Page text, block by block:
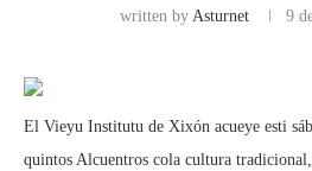
written by Asturnet 9
El Vieyu Institutu de Xixón acueye esti
quintos Alcuentros cola cultura